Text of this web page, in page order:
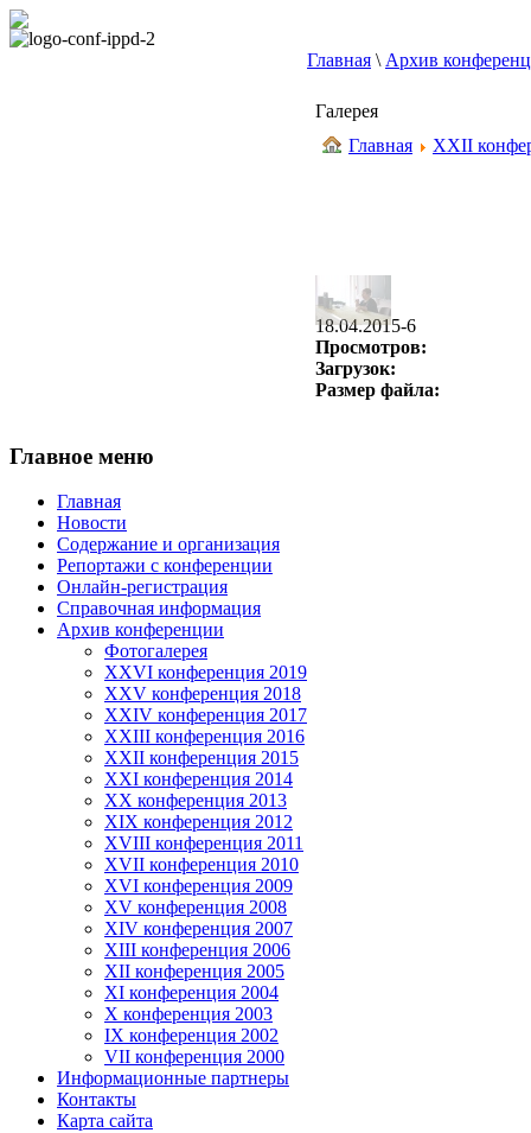
Главная \ Архив
Галерея
Главная
XXII
18.04.2015-6
Просмотров:
Загрузок:
Размер файла:
Главное меню
Главная
Новости
Содержание и организация
Репортажи с конференции
Онлайн-регистрация
Справочная информация
Архив конференции
Фотогалерея
XXVI конференция 2019
XXV конференция 2018
XXIV конференция 2017
XXIII конференция 2016
XXII конференция 2015
XXI конференция 2014
XX конференция 2013
XIX конференция 2012
XVIII конференция 2011
XVII конференция 2010
XVI конференция 2009
XV конференция 2008
XIV конференция 2007
XIII конференция 2006
XII конференция 2005
XI конференция 2004
X конференция 2003
IX конференция 2002
VII конференция 2000
Информационные партнеры
Контакты
Карта сайта